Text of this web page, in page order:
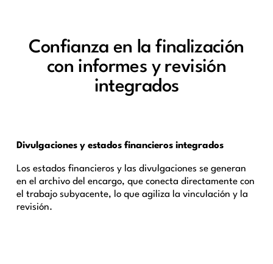
Confianza en la finalización
con informes y revisión
integrados
Divulgaciones y estados financieros integrados
Los estados financieros y las divulgaciones se generan
en el archivo del encargo, que conecta directamente con
el trabajo subyacente, lo que agiliza la vinculación y la
revisión.